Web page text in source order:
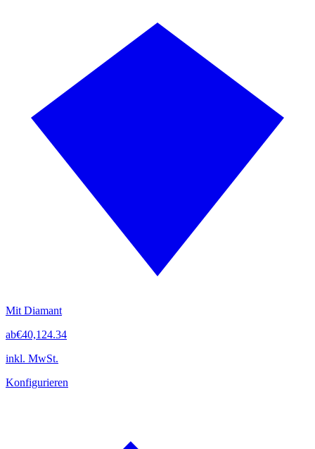
Mit Diamant
ab€40,124.34
inkl. MwSt.
Konfigurieren